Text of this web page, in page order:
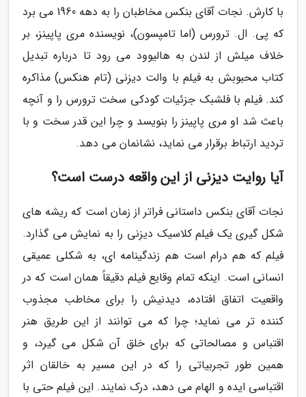
با کارش. نجات آقای بنکس مخاطبان را به دهه 1960 می برد
که پی. ال. ترورس (اما تامپسون)، نویسنده مری پاپینز، بر
خلاف میلش از لندن به هالیوود می رود تا درباره تبدیل
کتاب محبوبش به فیلم با والت دیزنی (تام هنکس) مذاکره
کند. فیلم با فلشبک جزئیات کودکی سخت ترورس را و آنچه
باعث شد او مری پاپینز را بنویسد و چرا این قدر سخت و با
تردید ارتباط برقرار می نماید، نشانمان می دهد.
آیا روایت دیزنی از این واقعه درست است؟
نجات آقای بنکس داستانی فراتر از زمان است که ریشه های
شکل گیری یک فیلم کلاسیک دیزنی را به نمایش می گذارد.
فیلم که هم درام است هم زندگینامه ای، به شکلی عمیقی
انسانی است. اینکه تمام وقایع فیلم دقیقاً همان است که در
واقعیت اتفاق افتاده، دیدنیش را برای مخاطب مجذوب
کننده تر می نماید؛ چرا که می توانند از این طریق هنر
اقتباس و مصالحاتی که برای خلق آن شکل می گیرد، و
همین طور تجربیاتی را که در این مسیر به خالقان اثر
اقتباسی ایده و الهام می دهد، درک نمایند. این فیلم حتی با